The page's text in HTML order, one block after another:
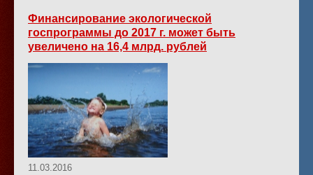
Финансирование экологической
госпрограммы до 2017 г. может быть
увеличено на 16,4 млрд. рублей
11.03.2016